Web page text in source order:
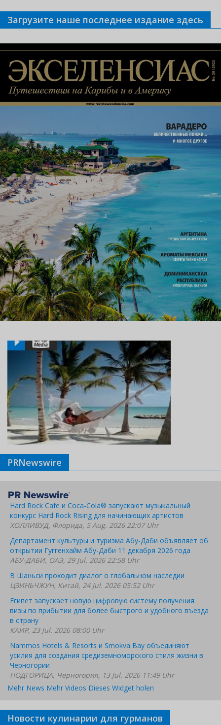
Загрузите наше последнее издание здесь
PRNewswire
Hard Rock Cafe и Coca-Cola® запускают музыкальный
конкурс Hard Rock Rising для начинающих артистов
ХОЛЛИВУД, Флорида, 5 Aug. 2026 22:07 Uhr
Департамент культуры и туризма Абу-Даби объявляет об
открытии Гуггенхайм Абу-Даби 11 декабря 2026 года
АБУ-ДАБИ, ОАЭ, 29 Jul. 2026 22:58 Uhr
В Шаньси проходит диалог о глобальном наследии
ЦЗИНЬЧЖУН, Китай, 24 Jul. 2026 05:52 Uhr
Египет запускает новую цифровую систему получения
визы по прибытии для более быстрого и удобного въезда
в страну
КАИР, 23 Jul. 2026 08:00 Uhr
Nammos Hotels & Resorts и Smokva Bay объединяют
усилия для создания средиземноморского стиля жизни в
Черногории
ПОДГОРИЦА, Черногория, 13 Jul. 2026 11:49 Uhr
Mehr News Mehr Videos Dieses Widget holen
Новости кулинарии для гурманов